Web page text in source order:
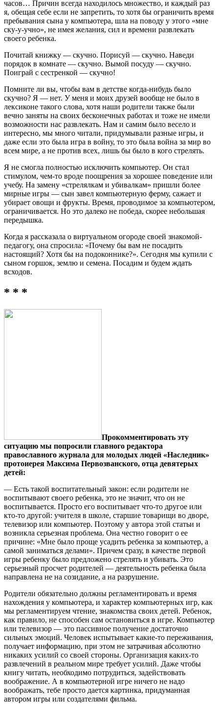
часов… Причин всегда находилось множество, и каждый раз
я, обещая себе если не запретить, то хотя бы ограничить время
пребывания сына у компьютера, шла на поводу у этого «мне
ску-у-учно», не имея желания, сил и времени развлекать
своего ребенка.
Почитай книжку — скучно. Порисуй — скучно. Наведи
порядок в комнате — скучно. Вымой посуду — скучно.
Поиграй с сестренкой — скучно!
Помните ли вы, чтобы вам в детстве когда-нибудь было
скучно? Я — нет. У меня и моих друзей вообще не было в
лексиконе такого слова, хотя наши родители также были
вечно заняты на своих бесконечных работах и тоже не имели
возможности нас развлекать. Нам и самим было весело и
интересно, мы много читали, придумывали разные игры, и
даже если это была игра в войну, то это была война за мир во
всем мире, а не против всех, лишь бы было в кого стрелять.
Я не смогла полностью исключить компьютер. Он стал
стимулом, чем-то вроде поощрения за хорошее поведение или
учебу. На замену «стрелялкам и убивалкам» пришли более
мирные игры — сын завел компьютерную ферму, сажает и
убирает овощи и фрукты. Время, проводимое за компьютером,
ограничивается. Но это далеко не победа, скорее небольшая
передышка.
Когда я рассказала о виртуальном огороде своей знакомой-
педагогу, она спросила: «Почему бы вам не посадить
настоящий? Хотя бы на подоконнике?». Сегодня мы купили с
сыном горшок, землю и семена. Посадим и будем ждать
всходов.
* * *
Прокомментировать эту
ситуацию мы попросили главного редактора
православного журнала для молодых людей «Наследник»
протоиерея Максима Первозванского, отца девятерых
детей:
— Есть такой воспитательный закон: если родители не
воспитывают своего ребенка, это не значит, что он не
воспитывается. Просто его воспитывает что-то другое или
кто-то другой: учителя в школе, старшие товарищи во дворе,
телевизор или компьютер. Поэтому у автора этой статьи и
возникла серьезная проблема. Она честно говорит о ее
причине: «Мне было проще усадить ребенка за компьютер, а
самой заниматься делами». Причем сразу, в качестве первой
игры ребенку было предложено стрелять и убивать. Это
серьезный просчет родителей — деятельность ребенка была
направлена не на созидание, а на разрушение.
Родители обязательно должны регламентировать и время
нахождения у компьютера, и характер компьютерных игр, как
мы регламентируем чтение, знакомства своих детей. Ребенок,
как правило, не способен сам остановиться в игре. Компьютер
или телевизор — это пассивное получение достаточно
сильных эмоций. Человек испытывает какие-то переживания,
получает информацию, при этом не затрачивая абсолютно
никаких усилий со своей стороны. Организация каких-то
развлечений в реальном мире требует усилий. Даже чтобы
книгу читать, необходимо потрудиться, задействовать
воображение. А в компьютерной игре ничего не надо
воображать, тебе просто дается картинка, придуманная
автором игры или создателями фильма.